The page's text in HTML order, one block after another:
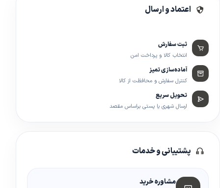
اعتماد و ارسال
ثبت سفارش
انتخاب کالا و پرداخت امن
آماده‌سازی تمیز
کنترل سفارش و محافظت از کالا
تحویل سریع
ارسال شهری یا پستی براساس مقصد
پشتیبانی و خدمات
مشاوره خرید